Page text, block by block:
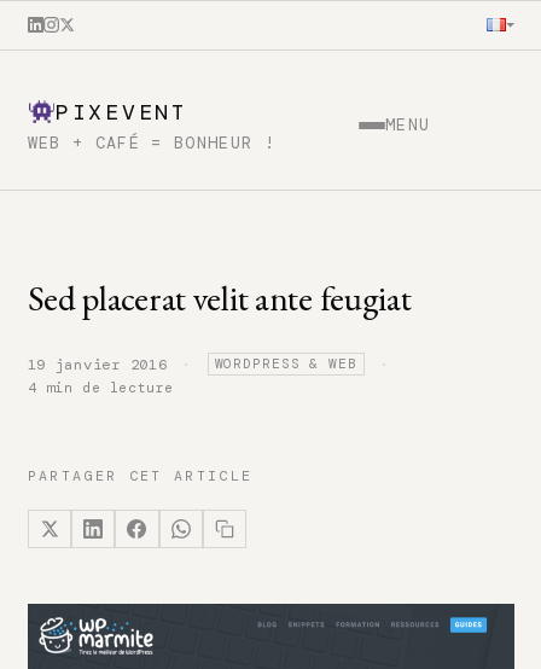
PIXEVENT
WEB + CAFÉ = BONHEUR !
MENU
Sed placerat velit ante feugiat
19 janvier 2016 · WORDPRESS & WEB ·
4 min de lecture
PARTAGER CET ARTICLE